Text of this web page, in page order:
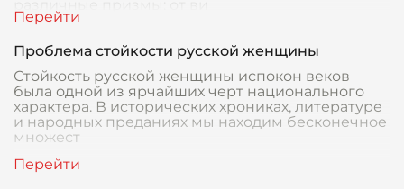
Проблема стойкости русской женщины
Стойкость русской женщины испокон веков
была одной из ярчайших черт национального
характера. В исторических хрониках, литературе
и народных преданиях мы находим бесконечное
множест